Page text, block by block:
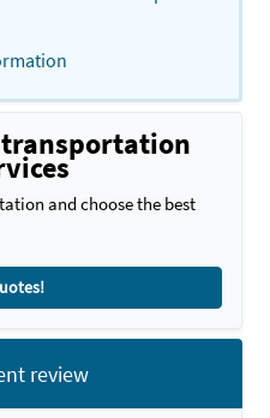
and choose the best
review